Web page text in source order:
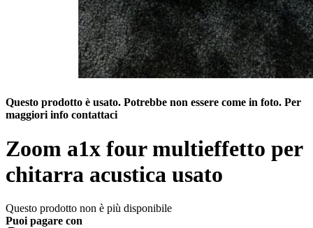
Questo prodotto è usato. Potrebbe non essere come in foto. Per
maggiori info contattaci
Zoom a1x four multieffetto per
chitarra acustica usato
Questo prodotto non è più disponibile
Puoi pagare con